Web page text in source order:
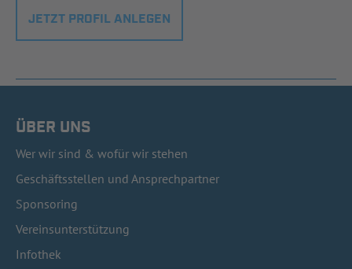
JETZT PROFIL ANLEGEN
ÜBER UNS
Wer wir sind & wofür wir stehen
Geschäftsstellen und Ansprechpartner
Sponsoring
Vereinsunterstützung
Infothek